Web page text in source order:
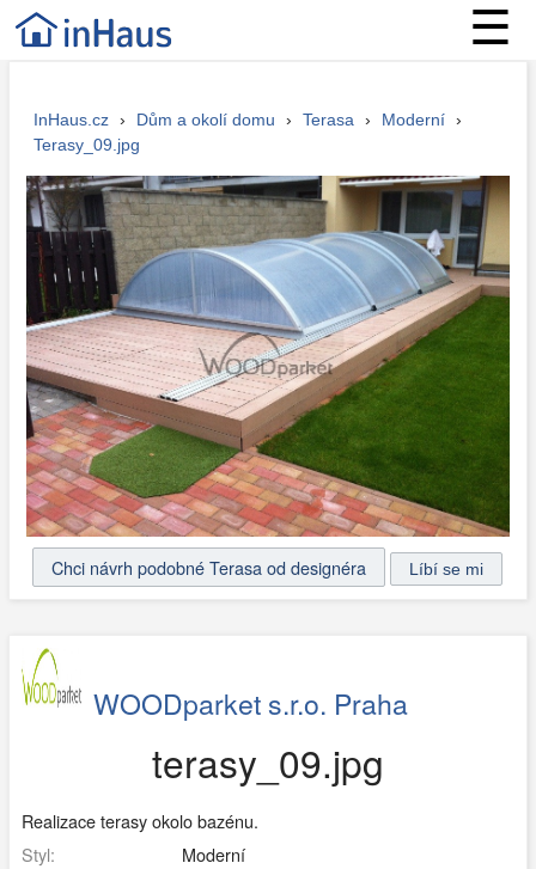
☰
InHaus.cz › Dům a okolí domu › Terasa › Moderní ›
Terasy_09.jpg
Chci návrh podobné Terasa od designéra
WOODparket s.r.o. Praha
terasy_09.jpg
Realizace terasy okolo bazénu.
Styl:
Moderní